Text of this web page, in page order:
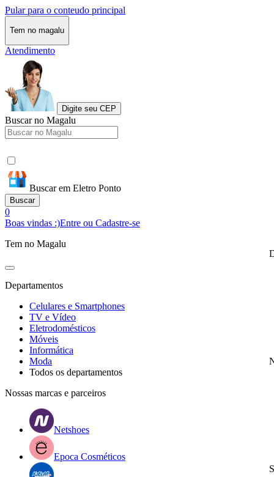
Pular para o conteudo principal
Tem no magalu
Atendimento
Digite seu CEP
Buscar no Magalu
Buscar em Eletro Ponto
Buscar
0
Boas vindas :)Entre ou Cadastre-se
Tem no Magalu
Departamentos
Celulares e Smartphones
TV e Vídeo
Eletrodomésticos
Móveis
Informática
Moda
Todos os departamentos
Nossas marcas e parceiros
Netshoes
Epoca Cosméticos